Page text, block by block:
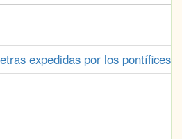
expedidas por los pontífices